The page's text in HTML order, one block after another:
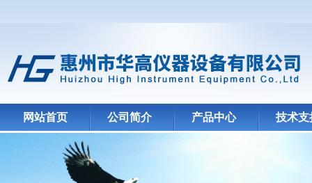
网站首页 公司简介 产品中心 技术支